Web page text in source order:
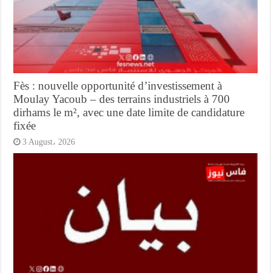
Fès : nouvelle opportunité d’investissement à
Moulay Yacoub – des terrains industriels à 700
dirhams le m², avec une date limite de candidature
fixée
3 August، 2026